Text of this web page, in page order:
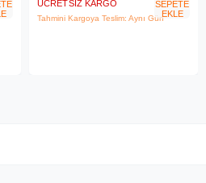
ÜCRETSIZ KARGO
Tahmini Kargoya Teslim: Aynı Gün
SEPETE
EKLE